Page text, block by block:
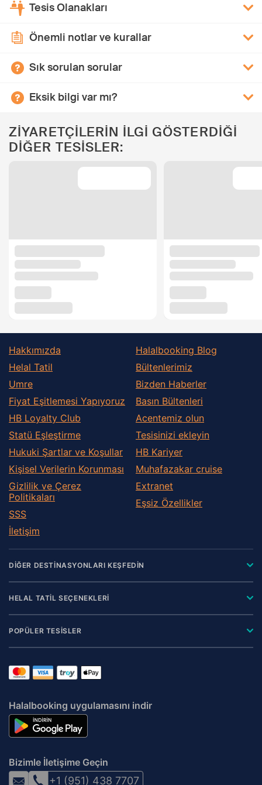
Tesis Olanakları
Önemli notlar ve kurallar
Sık sorulan sorular
Eksik bilgi var mı?
ZİYARETÇİLERİN İLGİ GÖSTERDİĞİ
DİĞER TESİSLER:
Hakkımızda
Helal Tatil
Umre
Fiyat Eşitlemesi Yapıyoruz
HB Loyalty Club
Statü Eşleştirme
Hukuki Şartlar ve Koşullar
Kişisel Verilerin Korunması
Gizlilik ve Çerez
Politikaları
SSS
İletişim
Halalbooking Blog
Bültenlerimiz
Bizden Haberler
Basın Bültenleri
Acentemiz olun
Tesisinizi ekleyin
HB Kariyer
Muhafazakar сruise
Extranet
Eşsiz Özellikler
DİĞER DESTİNASYONLARI KEŞFEDİN
HELAL TATİL SEÇENEKLERİ
POPÜLER TESİSLER
Halalbooking uygulamasını indir
Bizimle İletişime Geçin
+1 (951) 438 7707